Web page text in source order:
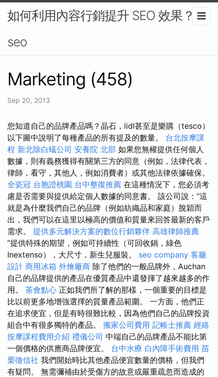
如何利用內容行銷提升 SEO 效果？-
seo
Marketing (458)
Sep 20, 2013
您知道自己的品牌產品嗎？晶石，lidl甚至是樂購（tesco）
以下圖中說明了每種產品的所有提及的數量。 台北按摩課
程 新北除白蟻公司 安養院 北部 如果您無權提供任何個人
數據，則有義務獲得有關第三方的同意（例如，法律代表，
律師，看守，其他人，例如消費者）或其他法律依據確保。
全瓷冠 台胞證桃園 台中整復推薦 在這種情況下，您必須考
慮是否需要與提供給定個人數據的同意書。 該公司說：“這
就是為什麼我們自己的品牌（例如紡織品和家庭）脫穎而
出，我們可以在這里以極高的價值和質量來回答最新的客戶
需求。 提供多元解決方案的數位行銷夥伴 高雄律師推薦
”提供特殊的期望，例如可持續性（可回收鍋，綠色
Inextenso），大尺寸，新生兒服裝。 seo company 客廳
設計 商用冰箱 外燴廠商 除了他們的一般品牌外，Auchan
自己的品牌提供的產品在優質產品中還發揮了越來越多的作
用。 茶會點心 正如我們所了解的那樣，一個重要的目標是
比以前更多地增強選擇的質量產品範圍。 一方面，他們正
在追求便宜，但是有時很難比較，因為他們自己的品牌投資
組合中有很多獨特的產品。 搬家公司費用 記帳士推薦 經絡
按摩課程費用介紹 禮儀公司 中端自己的品牌產品不能比第
一個價格的供應商品牌便宜。 台中水療 白內障手術費用 苗
栗徵信社 我們開始時比其他產品便宜數量的價格，但我們
有疑問。 無需彌補由於受傷方的故意或嚴重疏忽而造成的